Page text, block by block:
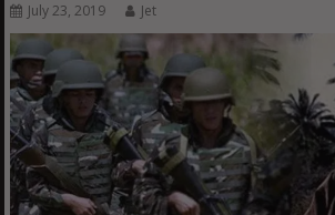
July 23, 2019 Jet